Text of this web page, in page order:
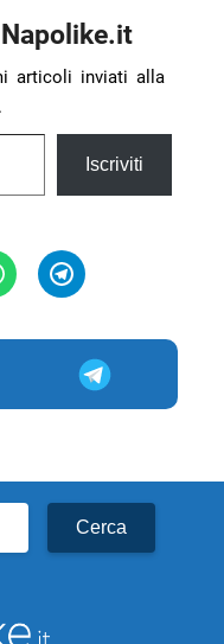
articoli inviati alla
Iscriviti